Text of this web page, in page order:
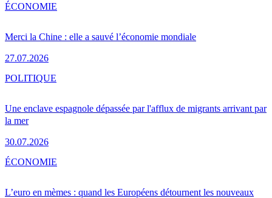
Merci la Chine : elle a sauvé l’économie mondiale
27.07.2026
ÉCONOMIE
Une enclave espagnole dépassée par l'afflux de migrants arrivant par
la mer
30.07.2026
POLITIQUE
L’euro en mèmes : quand les Européens détournent les nouveaux
ÉCONOMIE